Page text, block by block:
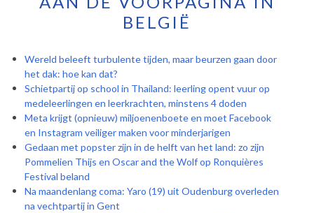
BELGIË
Wereld beleeft turbulente tijden, maar beurzen gaan door
het dak: hoe kan dat?
Schietpartij op school in Thailand: leerling opent vuur op
medeleerlingen en leerkrachten, minstens 4 doden
Meta krijgt (opnieuw) miljoenenboete en moet Facebook
en Instagram veiliger maken voor minderjarigen
Gedaan met popster zijn in de helft van het land: zo zijn
Pommelien Thijs en Oscar and the Wolf op Ronquières
Festival beland
Na maandenlang coma: Yaro (19) uit Oudenburg overleden
na vechtpartij in Gent